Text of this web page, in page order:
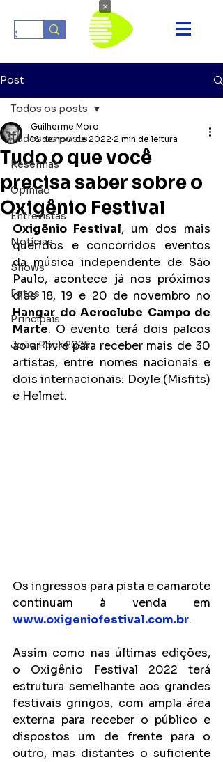
Post
Todos os posts
Resenhas
Opinião
Entrevistas
Notícias
Shows
Fotos
Principais
João Rock 2025
Todos os posts
Tudo o que você
precisa saber sobre o
Oxigênio Festival
Guilherme Moro
16 de nov. de 2022 2 min de leitura
Oxigênio Festival, um dos mais
queridos e concorridos eventos
da música independente de São
Paulo, acontece já nos próximos
Hangar do Aeroclube Campo de
Marte. O evento terá dois palcos
ao ar livre para receber mais de 30
artistas, entre nomes nacionais e
dois internacionais: Doyle (Misfits)
e Helmet.
Os ingressos para pista e camarote
www.oxigeniofestival.com.br.
Assim como nas últimas edições,
o Oxigênio Festival 2022 terá
estrutura semelhante aos grandes
festivais gringos, com ampla área
externa para receber o público e
dispostos um de frente para o
outro, mas distantes o suficiente
×